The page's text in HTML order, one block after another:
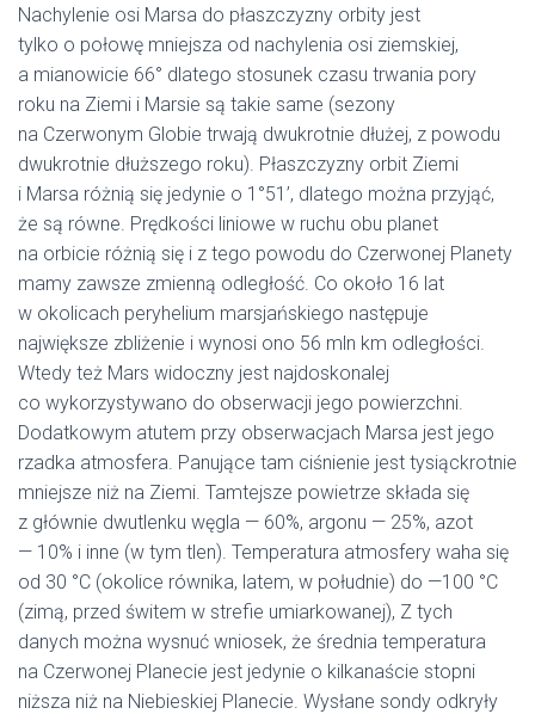
Nachylenie osi Marsa do płaszczyzny orbity jest
tylko o połowę mniejsza od nachylenia osi ziemskiej,
a mianowicie 66° dlatego stosunek czasu trwania pory
roku na Ziemi i Marsie są takie same (sezony
na Czerwonym Globie trwają dwukrotnie dłużej, z powodu
dwukrotnie dłuższego roku). Płaszczyzny orbit Ziemi
i Marsa różnią się jedynie o 1°51’, dlatego można przyjąć,
że są równe. Prędkości liniowe w ruchu obu planet
na orbicie różnią się i z tego powodu do Czerwonej Planety
mamy zawsze zmienną odległość. Co około 16 lat
w okolicach peryhelium marsjańskiego następuje
największe zbliżenie i wynosi ono 56 mln km odległości.
Wtedy też Mars widoczny jest najdoskonalej
co wykorzystywano do obserwacji jego powierzchni.
Dodatkowym atutem przy obserwacjach Marsa jest jego
rzadka atmosfera. Panujące tam ciśnienie jest tysiąckrotnie
mniejsze niż na Ziemi. Tamtejsze powietrze składa się
z głównie dwutlenku węgla — 60%, argonu — 25%, azot
— 10% i inne (w tym tlen). Temperatura atmosfery waha się
od 30 °C (okolice równika, latem, w południe) do —100 °C
(zimą, przed świtem w strefie umiarkowanej), Z tych
danych można wysnuć wniosek, że średnia temperatura
na Czerwonej Planecie jest jedynie o kilkanaście stopni
niższa niż na Niebieskiej Planecie. Wysłane sondy odkryły